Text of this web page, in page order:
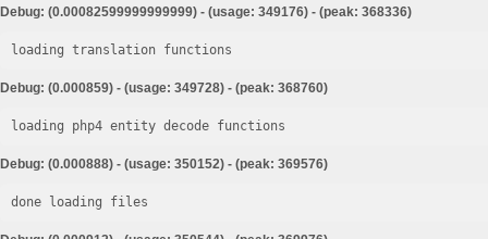
Debug: (0.00082599999999999) - (usage: 349176) - (peak: 368336)
loading translation functions
Debug: (0.000859) - (usage: 349728) - (peak: 368760)
loading php4 entity decode functions
Debug: (0.000888) - (usage: 350152) - (peak: 369576)
done loading files